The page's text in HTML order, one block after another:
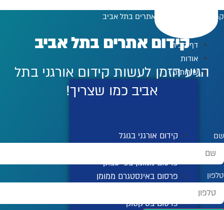
לתוכן
דף הבית
אודות
שירותים
קידום אורגני בגוגל
פרסום ממומן בפייסבוק
פרסום באינסטגרם ממומן
פרסום בטיקטוק
קרויזר דיגיטל קידום אתרים בתל אביב
קידום אתרים בתל אביב
הגיע הזמן לעשות קידום אורגני בתל
אביב כמו שצריך!
שם
טלפון